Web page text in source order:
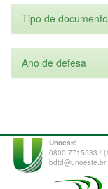
Tipo de documento
Ano de defesa
Unoeste
0800 7715533 /
bdtd@unoeste.br